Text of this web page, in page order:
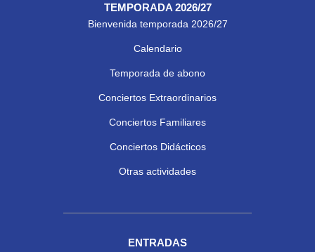
TEMPORADA 2026/27
Bienvenida temporada 2026/27
Calendario
Temporada de abono
Conciertos Extraordinarios
Conciertos Familiares
Conciertos Didácticos
Otras actividades
ENTRADAS